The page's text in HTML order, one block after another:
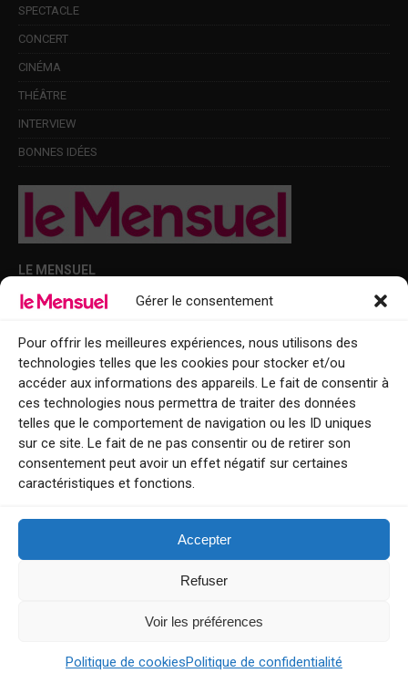
Gérer le consentement
Pour offrir les meilleures expériences, nous utilisons des
technologies telles que les cookies pour stocker et/ou
accéder aux informations des appareils. Le fait de consentir à
ces technologies nous permettra de traiter des données
telles que le comportement de navigation ou les ID uniques
sur ce site. Le fait de ne pas consentir ou de retirer son
consentement peut avoir un effet négatif sur certaines
caractéristiques et fonctions.
Accepter
Refuser
Voir les préférences
Politique de cookiesPolitique de confidentialité
SPECTACLE
CONCERT
CINÉMA
THÉÂTRE
INTERVIEW
BONNES IDÉES
LE MENSUEL
Points de diffusion Var et Alpes-Maritimes : oû trouver Le Mensuel ?
Le Mensuel en PDF : consultez le magazine en ligne
Qui sommes-nous ?
BFM Top Sorties
EVENT
Tourisme week-end : envie de vous évader le temps d’un week-end ou
Explorez nos bonnes adresses
Contact